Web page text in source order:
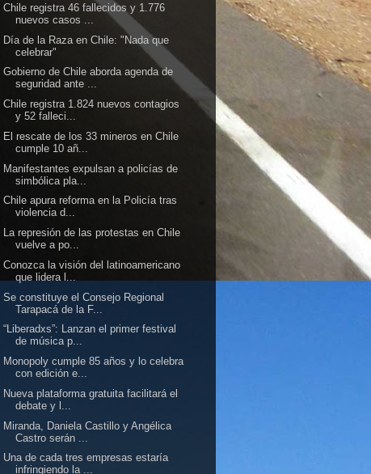
Chile registra 46 fallecidos y 1.776
nuevos casos ...
Día de la Raza en Chile: "Nada que
celebrar"
Gobierno de Chile aborda agenda de
seguridad ante ...
Chile registra 1.824 nuevos contagios
y 52 falleci...
El rescate de los 33 mineros en Chile
cumple 10 añ...
Manifestantes expulsan a policías de
simbólica pla...
Chile apura reforma en la Policía tras
violencia d...
La represión de las protestas en Chile
vuelve a po...
Conozca la visión del latinoamericano
que lidera l...
Se constituye el Consejo Regional
Tarapacá de la F...
“Liberadxs”: Lanzan el primer festival
de música p...
Monopoly cumple 85 años y lo celebra
con edición e...
Nueva plataforma gratuita facilitará el
debate y l...
Miranda, Daniela Castillo y Angélica
Castro serán ...
Una de cada tres empresas estaría
infringiendo la ...